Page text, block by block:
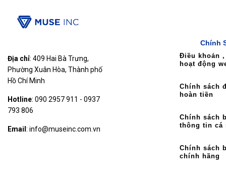
Địa chỉ: 409 Hai Bà Trưng,
Phường Xuân Hòa, Thành phố
Hồ Chí Minh
Hotline: 090 2957 911 - 0937
793 806
Email : info@museinc.com.vn
Chính
Điều khoản
hoạt động
Chính sách
hoàn tiền
Chính sách
thông tin cá
Chính sách
chính hãng